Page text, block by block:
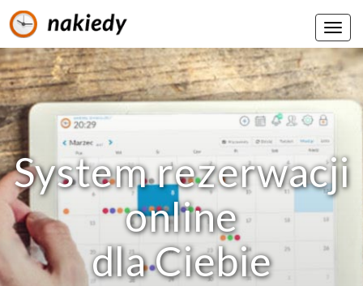
System rezerwacji
online
dla Ciebie